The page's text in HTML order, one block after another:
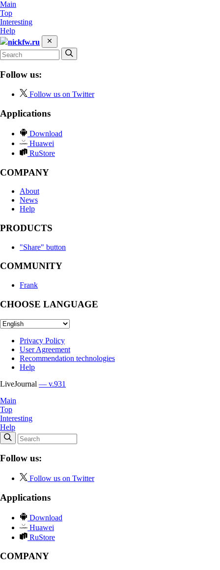
Main
Top
Interesting
Help
nickfw.ru
Follow us:
Follow us on Twitter
Applications
Download
Huawei
RuStore
COMPANY
About
News
Help
PRODUCTS
"Share" button
COMMUNITY
Frank
CHOOSE LANGUAGE
Privacy Policy
User Agreement
Recommendation technologies
Help
LiveJournal — v.931
Main
Top
Interesting
Help
Follow us:
Follow us on Twitter
Applications
Download
Huawei
RuStore
COMPANY